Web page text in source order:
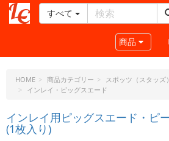
ー
ラ
フ
ド
ッ
すべて
Toggle
商品
HOME 商品カテゴリー スポッツ（スタッズ）
インレイ・ピッグスエード
インレイ用ピッグスエード・ピ
(1枚入り)